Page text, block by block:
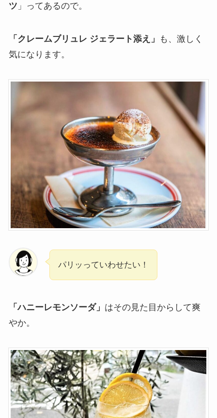
ツ 」ってあるので。
「クレームブリュレ ジェラート添え」
も、激しく
気になります。
パリッっていわせたい！
「ハニーレモンソーダ」 はその見た目からして爽
やか。